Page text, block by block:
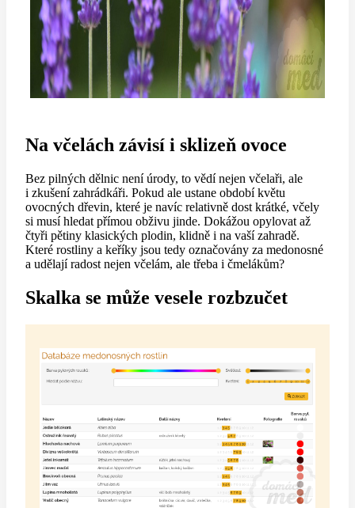
Na včelách závisí i sklizeň ovoce
Bez pilných dělnic není úrody, to vědí nejen včelaři, ale
i zkušení zahrádkáři. Pokud ale ustane období květu
ovocných dřevin, které je navíc relativně dost krátké, včely
si musí hledat přímou obživu jinde. Dokážou opylovat až
čtyři pětiny klasických plodin, klidně i na vaší zahradě.
Které rostliny a keříky jsou tedy označovány za medonosné
a udělají radost nejen včelám, ale třeba i čmelákům?
Skalka se může vesele rozbzučet